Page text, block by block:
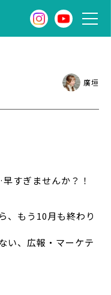
廣垣
すぎませんか？！
、もう10月も終わり
い、広報・マーケテ